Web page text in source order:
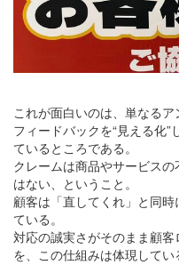
これが面白いのは、単なる
フィードバックを“見える化
ているところである。
クレームは商品やサービス
はない、ということ。
顧客は「直してくれ」と同
ている。
対応の誠実さがそのまま顧
を、この仕組みは体現してい